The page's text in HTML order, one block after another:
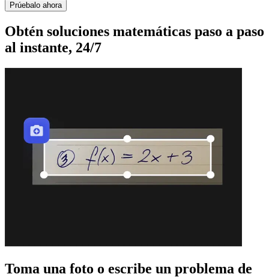
Prúebalo ahora
Obtén soluciones matemáticas paso a paso
al instante, 24/7
Toma una foto o escribe un problema de